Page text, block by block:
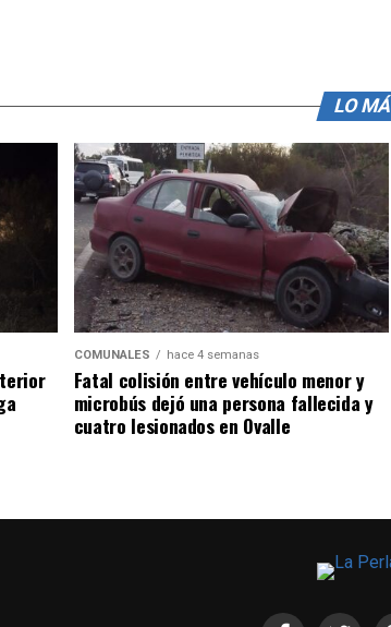
LO
COMUNALES hace 4 semanas
Fatal colisión entre vehículo menor y
microbús dejó una persona fallecida y
cuatro lesionados en Ovalle